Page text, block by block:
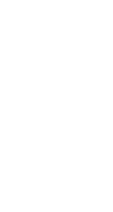
difíciles de
laberinto donde
el artículo
formulario. Estas
resuelve estos
conversacional y